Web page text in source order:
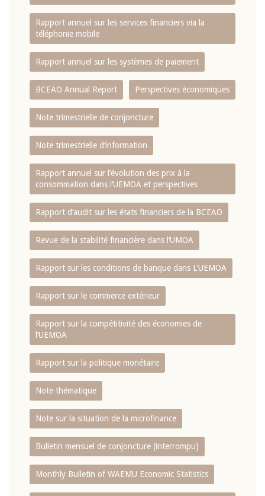
Rapport annuel sur les services financiers via la
téléphonie mobile
Rapport annuel sur les systèmes de paiement
BCEAO Annual Report Perspectives économiques
Note trimestrielle de conjoncture
Note trimestrielle d‘information
Rapport annuel sur l‘évolution des prix à la
consommation dans l‘UEMOA et perspectives
Rapport d‘audit sur les états financiers de la BCEAO
Revue de la stabilité financière dans l‘UMOA
Rapport sur les conditions de banque dans L‘UEMOA
Rapport sur le commerce extérieur
Rapport sur la compétitivité des économies de
l‘UEMOA
Rapport sur la politique monétaire
Note thématique
Note sur la situation de la microfinance
Bulletin mensuel de conjoncture (interrompu)
Monthly Bulletin of WAEMU Economic Statistics